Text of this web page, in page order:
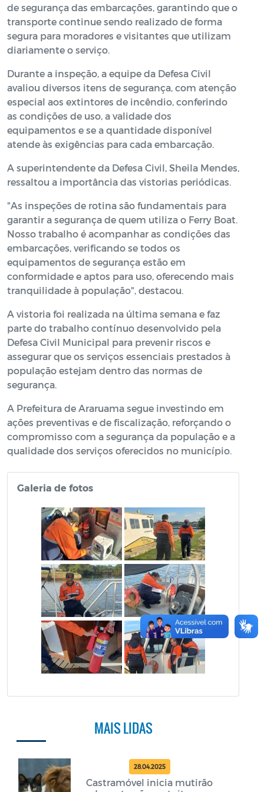
de segurança das embarcações, garantindo que o
transporte continue sendo realizado de forma
segura para moradores e visitantes que utilizam
diariamente o serviço.
Durante a inspeção, a equipe da Defesa Civil
avaliou diversos itens de segurança, com atenção
especial aos extintores de incêndio, conferindo
as condições de uso, a validade dos
equipamentos e se a quantidade disponível
atende às exigências para cada embarcação.
A superintendente da Defesa Civil, Sheila Mendes,
ressaltou a importância das vistorias periódicas.
"As inspeções de rotina são fundamentais para
garantir a segurança de quem utiliza o Ferry Boat.
Nosso trabalho é acompanhar as condições das
embarcações, verificando se todos os
equipamentos de segurança estão em
conformidade e aptos para uso, oferecendo mais
tranquilidade à população", destacou.
A vistoria foi realizada na última semana e faz
parte do trabalho contínuo desenvolvido pela
Defesa Civil Municipal para prevenir riscos e
assegurar que os serviços essenciais prestados à
população estejam dentro das normas de
segurança.
A Prefeitura de Araruama segue investindo em
ações preventivas e de fiscalização, reforçando o
compromisso com a segurança da população e a
qualidade dos serviços oferecidos no município.
Galeria de fotos
MAIS LIDAS
28.04.2025
Castramóvel inicia mutirão